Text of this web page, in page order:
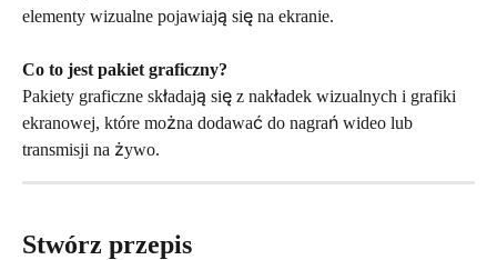
elementy wizualne pojawiają się na ekranie.
Co to jest pakiet graficzny?
Pakiety graficzne składają się z nakładek wizualnych i grafiki
ekranowej, które można dodawać do nagrań wideo lub
transmisji na żywo.
Stwórz przepis